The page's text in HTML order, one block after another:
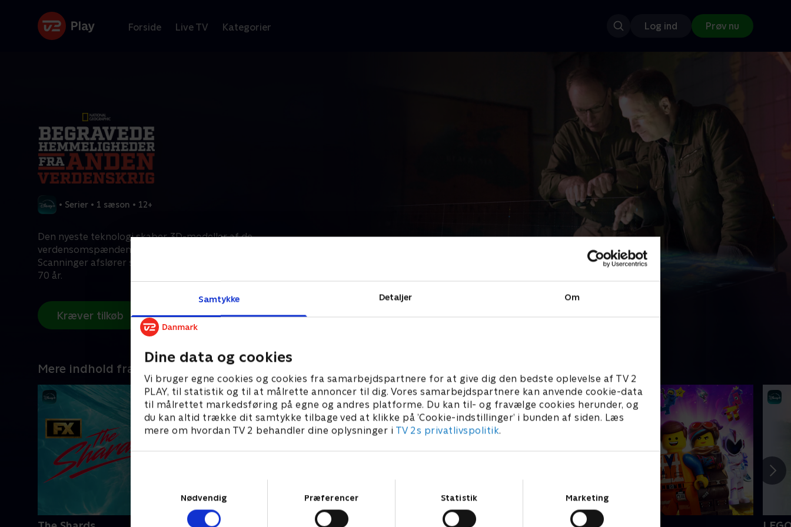
Samtykke Detaljer Om
Dine data og cookies
Vi bruger egne cookies og cookies fra samarbejdspartnere for at give dig den bedste oplevelse af TV 2
PLAY, til statistik og til at målrette annoncer til dig. Vores samarbejdspartnere kan anvende cookie-data
til målrettet markedsføring på egne og andres platforme. Du kan til- og fravælge cookies herunder, og
du kan altid trække dit samtykke tilbage ved at klikke på ’Cookie-indstillinger’ i bunden af siden. Læs
mere om hvordan TV 2 behandler dine oplysninger i TV 2s privatlivspolitik.
Nødvendig
Præferencer Statistik Marketing
Forside Live TV Kategorier Log ind Prøv nu
• Serier • 1 sæson • 12+
Den nyeste teknologi skaber 3D-modeller af de
verdensomspændende slagmarker fra 2. Verdenskrig.
Scanninger afslører skjulte spor, der har været begravet i over
70 år.
Kræver tilkøb
Mere indhold fra Disney+